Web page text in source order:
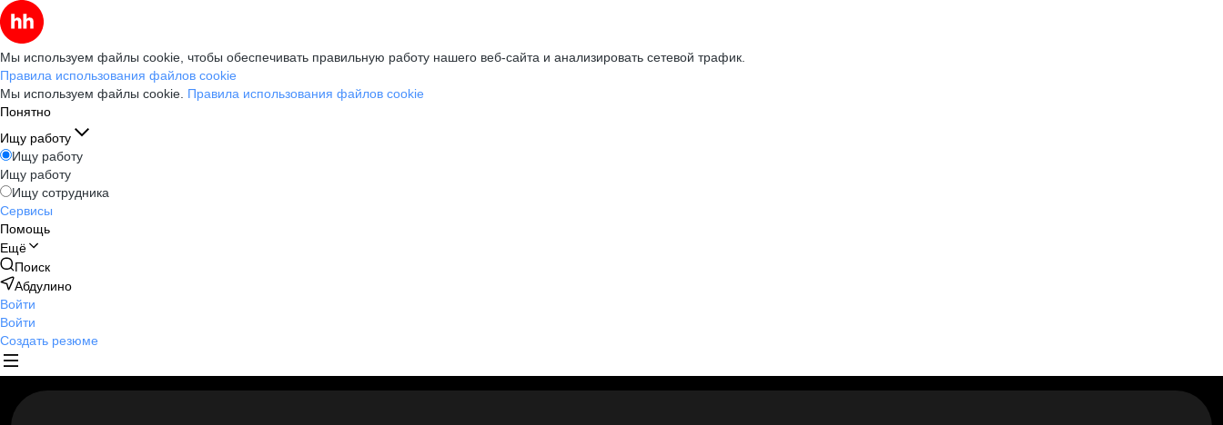
Мы используем файлы cookie, чтобы обеспечивать правильную работу нашего веб-сайта и анализировать сетевой трафик.
Правила использования файлов cookie
Мы используем файлы cookie. Правила использования файлов cookie
Понятно
Ищу работу
Ищу работу
Ищу работу
Ищу сотрудника
Сервисы
Помощь
Ещё
Поиск
Абдулино
Войти
Войти
Создать резюме